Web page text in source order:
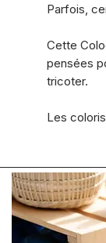
Parfois,
Cette
pensées
tricoter.
Les